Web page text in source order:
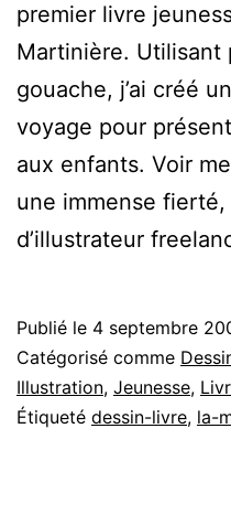
premier livre
Martinière. Utilisant
gouache, j’ai créé
voyage pour
aux enfants. Voir
une immense
d’illustrateur
Publié le 4 septembre
Catégorisé comme
Illustration, Jeunesse,
Étiqueté dessin-livre, la-